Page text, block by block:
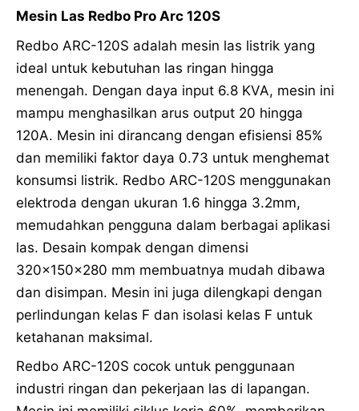
Mesin Las Redbo Pro Arc 120S
Redbo ARC-120S adalah mesin las listrik yang
ideal untuk kebutuhan las ringan hingga
menengah. Dengan daya input 6.8 KVA, mesin ini
mampu menghasilkan arus output 20 hingga
120A. Mesin ini dirancang dengan efisiensi 85%
dan memiliki faktor daya 0.73 untuk menghemat
konsumsi listrik. Redbo ARC-120S menggunakan
elektroda dengan ukuran 1.6 hingga 3.2mm,
memudahkan pengguna dalam berbagai aplikasi
las. Desain kompak dengan dimensi
320x150x280 mm membuatnya mudah dibawa
dan disimpan. Mesin ini juga dilengkapi dengan
perlindungan kelas F dan isolasi kelas F untuk
ketahanan maksimal.
Redbo ARC-120S cocok untuk penggunaan
industri ringan dan pekerjaan las di lapangan.